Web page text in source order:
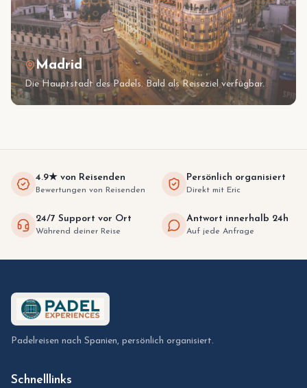
Madrid
Die Hauptstadt des Padels. Bald als Reiseziel verfügbar.
4.9★ von Reisenden
Bewertungen von Reisenden
Persönlich organisiert
Direkt mit Eric
24/7 Support vor Ort
Während deiner Reise
Antwort innerhalb 24h
Auf jede Anfrage
Padelreisen nach Spanien, persönlich organisiert.
Schnelllinks